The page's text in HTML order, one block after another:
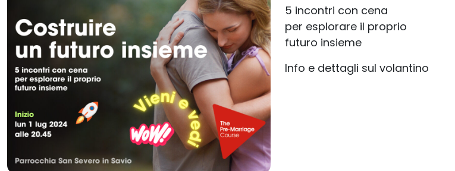
5 incontri con cena
per esplorare il proprio
futuro insieme
Info e dettagli sul volantino